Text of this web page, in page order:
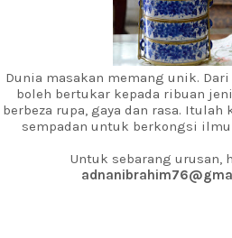
Dunia masakan memang unik. Dari
boleh bertukar kepada ribuan
berbeza rupa, gaya dan rasa. Itulah
sempadan untuk berkongsi ilmu
Untuk sebarang urusan,